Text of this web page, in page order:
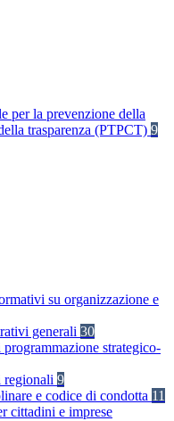
per la prevenzione della
trasparenza (PTPCT) 9
su organizzazione e
generali 30
strategico-
regionali 9
e codice di condotta 11
cittadini e imprese